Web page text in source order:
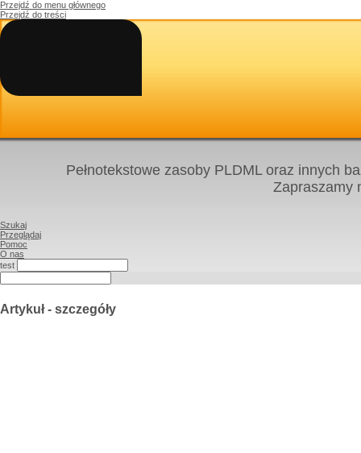
Przejdź do menu głównego
Przejdź do treści
Pełnotekstowe zasoby PLDML oraz innych
Zapraszamy
Szukaj
Przeglądaj
Pomoc
O nas
test
Artykuł - szczegóły